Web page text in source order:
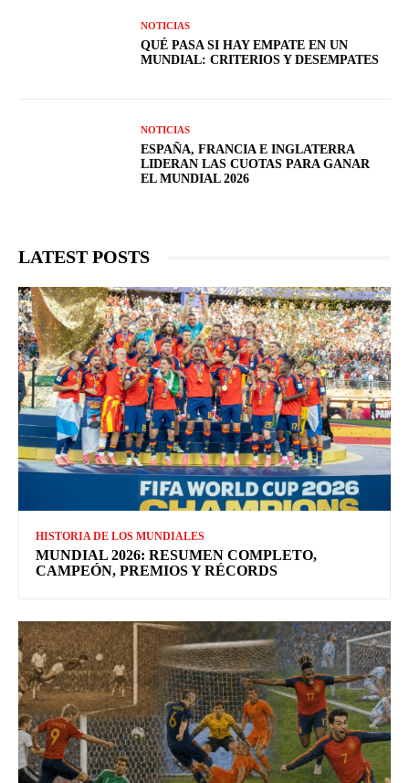
NOTICIAS
QUÉ PASA SI HAY EMPATE EN UN
MUNDIAL: CRITERIOS Y DESEMPATES
NOTICIAS
ESPAÑA, FRANCIA E INGLATERRA
LIDERAN LAS CUOTAS PARA GANAR
EL MUNDIAL 2026
LATEST POSTS
HISTORIA DE LOS MUNDIALES
MUNDIAL 2026: RESUMEN COMPLETO,
CAMPEÓN, PREMIOS Y RÉCORDS